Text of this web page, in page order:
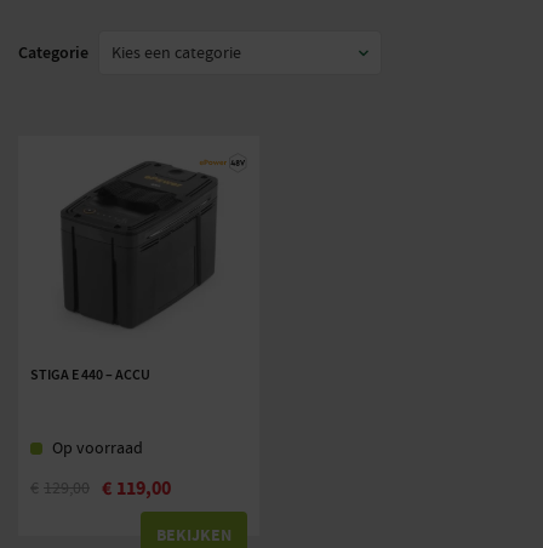
Categorie
STIGA E 440 – ACCU
Op voorraad
€ 129,00 € 119,00
BEKIJKEN